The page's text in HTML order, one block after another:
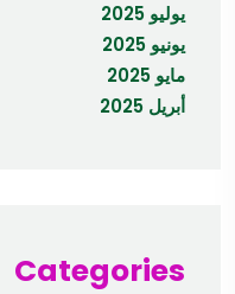
يوليو 2025
يونيو 2025
مايو 2025
أبريل 2025
Categories